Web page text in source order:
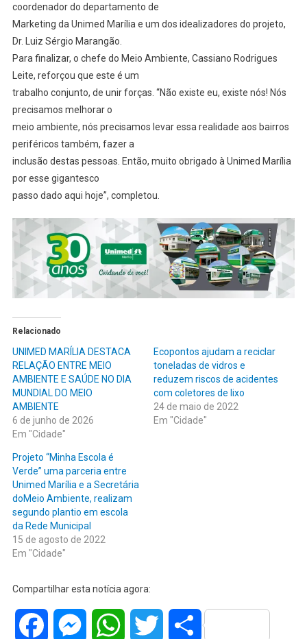
coordenador do departamento de
Marketing da Unimed Marília e um dos idealizadores do projeto,
Dr. Luiz Sérgio Marangão.
Para finalizar, o chefe do Meio Ambiente, Cassiano Rodrigues
Leite, reforçou que este é um
trabalho conjunto, de unir forças. “Não existe eu, existe nós! Nós
precisamos melhorar o
meio ambiente, nós precisamos levar essa realidade aos bairros
periféricos também, fazer a
inclusão destas pessoas. Então, muito obrigado à Unimed Marília
por esse gigantesco
passo dado aqui hoje”, completou.
Relacionado
UNIMED MARÍLIA DESTACA
RELAÇÃO ENTRE MEIO
AMBIENTE E SAÚDE NO DIA
MUNDIAL DO MEIO
AMBIENTE
6 de junho de 2026
Em "Cidade"
Ecopontos ajudam a reciclar
toneladas de vidros e
reduzem riscos de acidentes
com coletores de lixo
24 de maio de 2022
Em "Cidade"
Projeto “Minha Escola é
Verde” uma parceria entre
Unimed Marília e a Secretária
doMeio Ambiente, realizam
segundo plantio em escola
da Rede Municipal
15 de agosto de 2022
Em "Cidade"
Compartilhar esta notícia agora:
Facebook MessengerWhatsAppTwitter Share